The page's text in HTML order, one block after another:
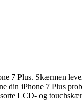
7 Plus. Skærmen
din iPhone 7 Plus
LCD- og